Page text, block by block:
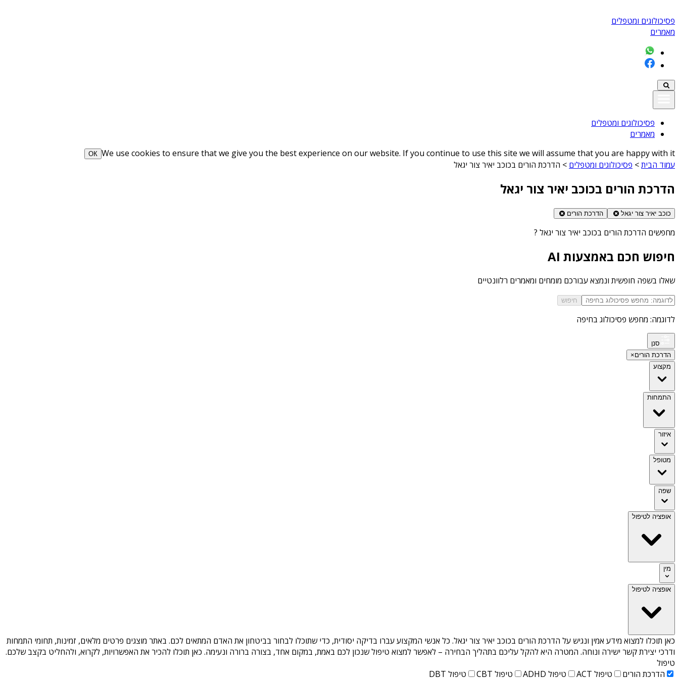
פסיכולוגים ומטפלים
מאמרים
פסיכולוגים ומטפלים
מאמרים
We use cookies to ensure that we give you the best experience on our website. If you continue to use this site we will assume that you are happy with it
ОК
עמוד הבית> פסיכולוגים ומטפלים > הדרכת הורים בכוכב יאיר צור יגאל
הדרכת הורים בכוכב יאיר צור יגאל
כוכב יאיר צור יגאל הדרכת הורים
מחפשים הדרכת הורים בכוכב יאיר צור יגאל ?
חיפוש חכם באמצעות AI
שאלו בשפה חופשית ונמצא עבורכם מומחים ומאמרים רלוונטיים
חיפוש
לדוגמה: מחפש פסיכולוג בחיפה
סנן
הדרכת הורים×
מקצוע
התמחות
איזור
מטופל
שפה
אופציה לטיפול
מין
אופציה לטיפול
כאן תוכלו למצוא מידע אמין ונגיש על הדרכת הורים בכוכב יאיר צור יגאל. כל אנשי המקצוע עברו בדיקה יסודית, כדי שתוכלו לבחור בביטחון את האדם המתאים לכם. באתר מוצגים פרטים מלאים, זמינות, תחומי התמחות
ודרכי יצירת קשר ישירה ונוחה. המטרה היא להקל עליכם בתהליך הבחירה – לאפשר למצוא טיפול שנכון לכם באמת, במקום אחד, בצורה ברורה ונעימה. כאן תוכלו להכיר את האפשרויות, לקרוא, ולהחליט בקצב שלכם.
טיפול
הדרכת הורים
טיפול ACT טיפול ADHD טיפול CBT טיפול DBT